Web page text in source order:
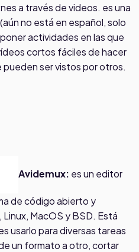
a través de videos. es una
no está en español, solo
actividades en las que
cortos fáciles de hacer
ser vistos por otros.
Avidemux: es un editor
de código abierto y
MacOS y BSD. Está
usarlo para diversas tareas
un formato a otro, cortar